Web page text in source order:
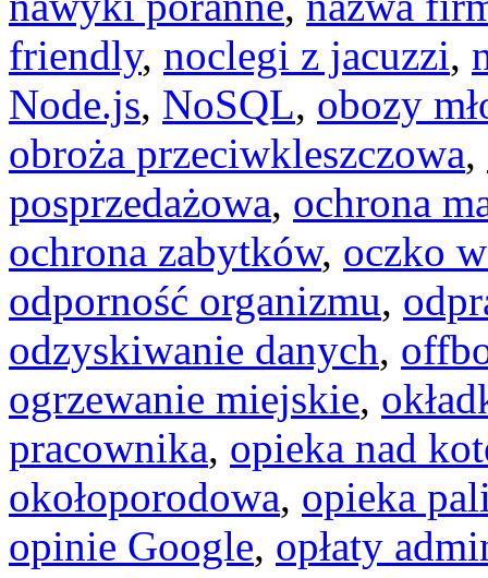
friendly, noclegi z jacuzzi,
Node.js, NoSQL, obozy
obroża przeciwkleszczowa,
posprzedażowa, ochrona
ochrona zabytków, oczko
odporność organizmu,
odzyskiwanie danych,
ogrzewanie miejskie,
pracownika, opieka nad
okołoporodowa, opieka
opinie Google, opłaty